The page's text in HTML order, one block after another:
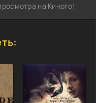
на Киного!